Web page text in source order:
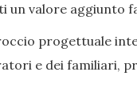
valore aggiunto
progettuale
e dei familiari,